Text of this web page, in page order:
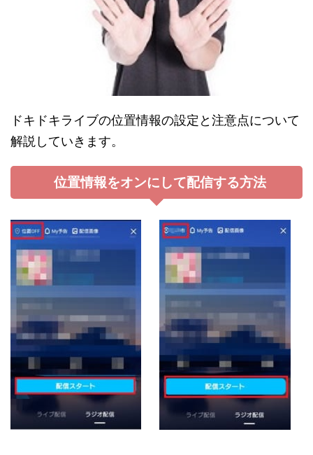
ドキドキライブの位置情報の設定と注意点について
解説していきます。
位置情報をオンにして配信する方法